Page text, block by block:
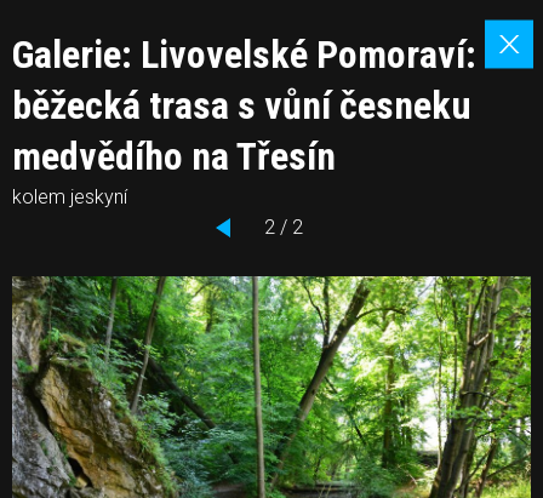
Galerie: Livovelské Pomoraví:
běžecká trasa s vůní česneku
medvědího na Třesín
kolem jeskyní
2 / 2